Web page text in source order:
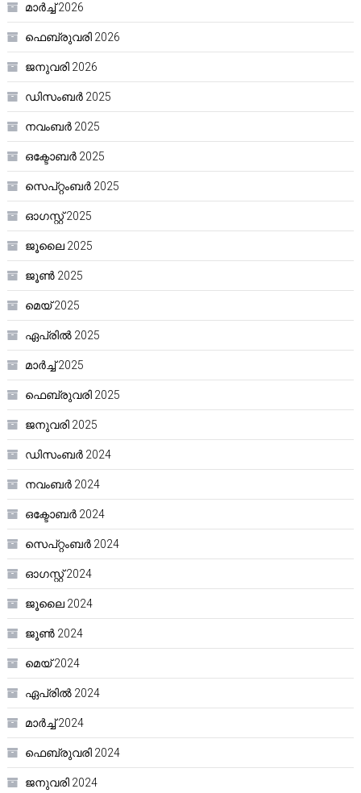
മാർച്ച്‌ 2026
ഫെബ്രുവരി 2026
ജനുവരി 2026
ഡിസംബർ 2025
നവംബർ 2025
ഒക്ടോബർ 2025
സെപ്റ്റംബർ 2025
ഓഗസ്റ്റ്‌ 2025
ജൂലൈ 2025
ജൂൺ 2025
മെയ്‌ 2025
ഏപ്രിൽ 2025
മാർച്ച്‌ 2025
ഫെബ്രുവരി 2025
ജനുവരി 2025
ഡിസംബർ 2024
നവംബർ 2024
ഒക്ടോബർ 2024
സെപ്റ്റംബർ 2024
ഓഗസ്റ്റ്‌ 2024
ജൂലൈ 2024
ജൂൺ 2024
മെയ്‌ 2024
ഏപ്രിൽ 2024
മാർച്ച്‌ 2024
ഫെബ്രുവരി 2024
ജനുവരി 2024